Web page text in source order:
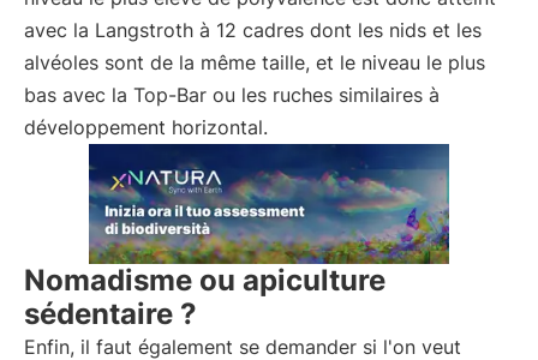
avec la Langstroth à 12 cadres dont les nids et les
alvéoles sont de la même taille, et le niveau le plus
bas avec la Top-Bar ou les ruches similaires à
développement horizontal.
Nomadisme ou apiculture
sédentaire ?
Enfin, il faut également se demander si l'on veut